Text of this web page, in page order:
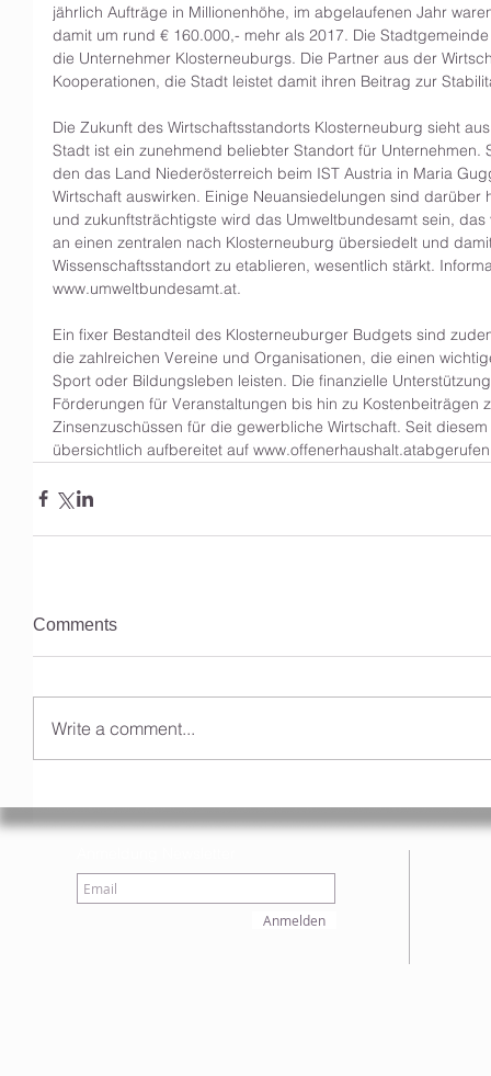
jährlich Aufträge in Millionenhöhe, im abgelaufenen Jahr
damit um rund € 160.000,- mehr als 2017. Die
die Unternehmer Klosterneuburgs. Die Partner aus der
Kooperationen, die Stadt leistet damit ihren Beitrag zur
Die Zukunft des Wirtschaftsstandorts Klosterneuburg sieht
Stadt ist ein zunehmend beliebter Standort für
den das Land Niederösterreich beim IST Austria in Maria
Wirtschaft auswirken. Einige Neuansiedelungen sind
und zukunftsträchtigste wird das Umweltbundesamt sein,
an einen zentralen nach Klosterneuburg übersiedelt und
Wissenschaftsstandort zu etablieren, wesentlich stärkt.
www.umweltbundesamt.at.
Ein fixer Bestandteil des Klosterneuburger Budgets sind
die zahlreichen Vereine und Organisationen, die einen
Sport oder Bildungsleben leisten. Die finanzielle
Förderungen für Veranstaltungen bis hin zu Kostenbeiträgen
Zinsenzuschüssen für die gewerbliche Wirtschaft. Seit
übersichtlich aufbereitet auf
Comments
Write a comment...
Anmelden